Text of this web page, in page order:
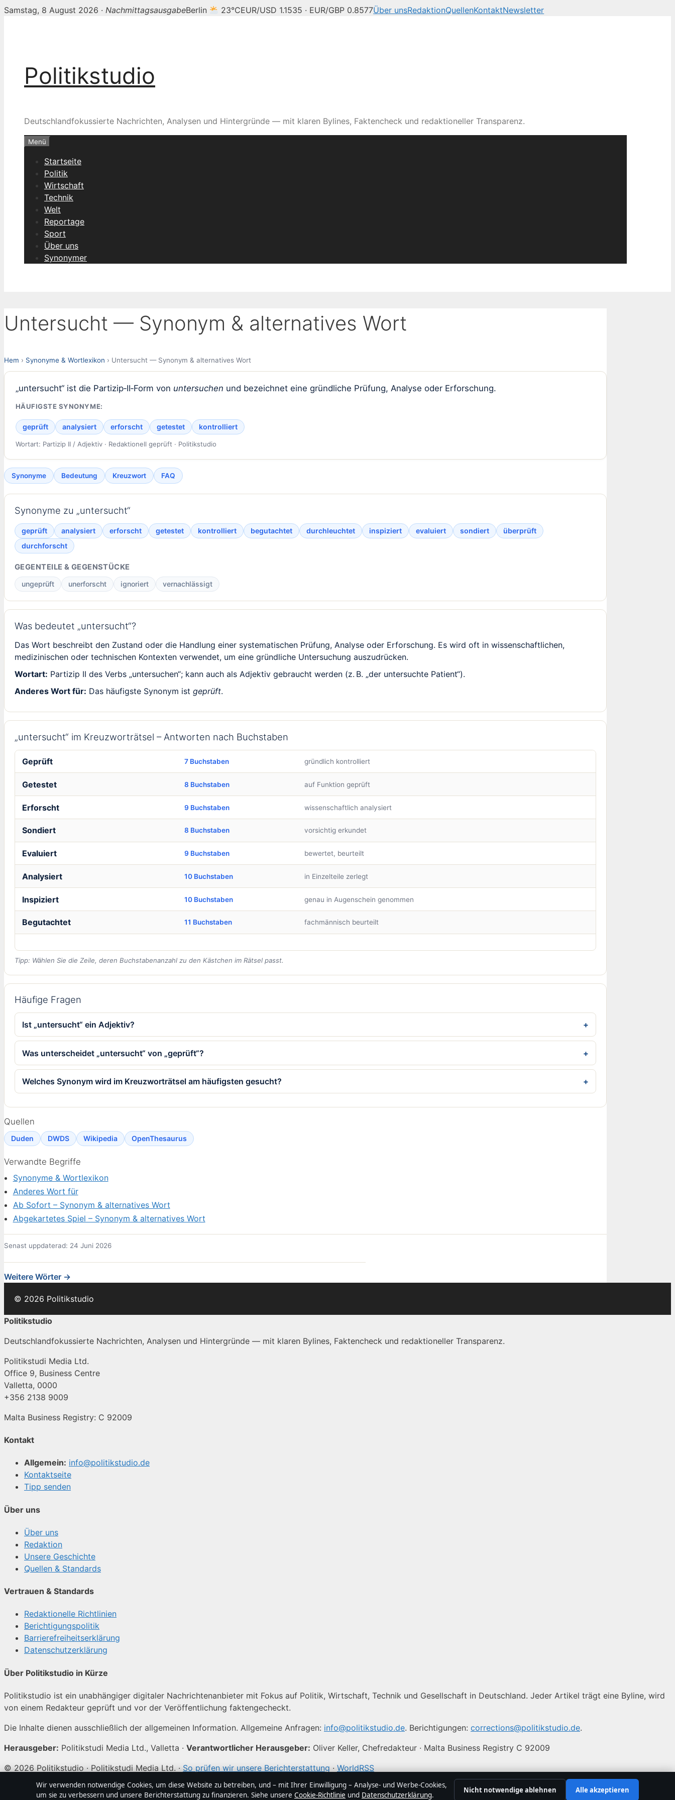
Samstag, 8 August 2026 · NachmittagsausgabeBerlin 23°CEUR/USD 1.1535 · EUR/GBP 0.8577Über unsRedaktionQuellenKontaktNewsletter
Politikstudio
Deutschlandfokussierte Nachrichten, Analysen und Hintergründe — mit klaren Bylines, Faktencheck und redaktioneller Transparenz.
Menü
Startseite
Politik
Wirtschaft
Technik
Welt
Reportage
Sport
Über uns
Synonymer
Untersucht — Synonym & alternatives Wort
Hem › Synonyme & Wortlexikon › Untersucht — Synonym & alternatives Wort
„untersucht“ ist die Partizip‑II‑Form von untersuchen und bezeichnet eine gründliche Prüfung, Analyse oder Erforschung.
HÄUFIGSTE SYNONYME:
geprüft analysiert erforscht getestet kontrolliert
Wortart: Partizip II / Adjektiv · Redaktionell geprüft · Politikstudio
Synonyme Bedeutung Kreuzwort FAQ
Synonyme zu „untersucht“
geprüft analysiert erforscht getestet kontrolliert begutachtet durchleuchtet inspiziert evaluiert sondiert
überprüft
durchforscht
GEGENTEILE & GEGENSTÜCKE
ungeprüft unerforscht ignoriert vernachlässigt
Was bedeutet „untersucht“?
Das Wort beschreibt den Zustand oder die Handlung einer systematischen Prüfung, Analyse oder Erforschung. Es wird oft in wissenschaftlichen,
medizinischen oder technischen Kontexten verwendet, um eine gründliche Untersuchung auszudrücken.
Wortart: Partizip II des Verbs „untersuchen“; kann auch als Adjektiv gebraucht werden (z. B. „der untersuchte Patient“).
Anderes Wort für: Das häufigste Synonym ist geprüft.
„untersucht“ im Kreuzworträtsel – Antworten nach Buchstaben
Geprüft 7 Buchstaben gründlich kontrolliert
Getestet 8 Buchstaben auf Funktion geprüft
Erforscht 9 Buchstaben wissenschaftlich analysiert
Sondiert 8 Buchstaben vorsichtig erkundet
Evaluiert 9 Buchstaben bewertet, beurteilt
Analysiert 10 Buchstaben in Einzelteile zerlegt
Inspiziert 10 Buchstaben genau in Augenschein genommen
Begutachtet 11 Buchstaben fachmännisch beurteilt
Tipp: Wählen Sie die Zeile, deren Buchstabenanzahl zu den Kästchen im Rätsel passt.
Häufige Fragen
Ist „untersucht“ ein Adjektiv?
Was unterscheidet „untersucht“ von „geprüft“?
Welches Synonym wird im Kreuzworträtsel am häufigsten gesucht?
Quellen
Duden DWDS Wikipedia OpenThesaurus
Verwandte Begriffe
Synonyme & Wortlexikon
Anderes Wort für
Ab Sofort – Synonym & alternatives Wort
Abgekartetes Spiel – Synonym & alternatives Wort
Senast uppdaterad: 24 Juni 2026
Weitere Wörter →
© 2026 Politikstudio
Politikstudio
Deutschlandfokussierte Nachrichten, Analysen und Hintergründe — mit klaren Bylines, Faktencheck und redaktioneller Transparenz.
Politikstudi Media Ltd.
Office 9, Business Centre
Valletta, 0000
+356 2138 9009
Malta Business Registry: C 92009
Kontakt
Allgemein: info@politikstudio.de
Kontaktseite
Tipp senden
Über uns
Über uns
Redaktion
Unsere Geschichte
Quellen & Standards
Vertrauen & Standards
Redaktionelle Richtlinien
Berichtigungspolitik
Barrierefreiheitserklärung
Datenschutzerklärung
Über Politikstudio in Kürze
Politikstudio ist ein unabhängiger digitaler Nachrichtenanbieter mit Fokus auf Politik, Wirtschaft, Technik und Gesellschaft in Deutschland. Jeder Artikel trägt eine Byline, wird
von einem Redakteur geprüft und vor der Veröffentlichung faktengecheckt.
Die Inhalte dienen ausschließlich der allgemeinen Information. Allgemeine Anfragen: info@politikstudio.de. Berichtigungen: corrections@politikstudio.de.
Herausgeber: Politikstudi Media Ltd., Valletta · Verantwortlicher Herausgeber: Oliver Keller, Chefredakteur · Malta Business Registry C 92009
© 2026 Politikstudio · Politikstudi Media Ltd. · So prüfen wir unsere Berichterstattung · WorldRSS
Wir verwenden notwendige Cookies, um diese Website zu betreiben, und – mit Ihrer Einwilligung – Analyse- und Werbe-Cookies,
um sie zu verbessern und unsere Berichterstattung zu finanzieren. Siehe unsere Cookie-Richtlinie und Datenschutzerklärung.
Nicht notwendige ablehnen Alle akzeptieren